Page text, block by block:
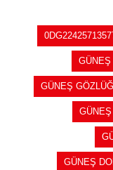
GÜNEŞ
GÜNEŞ